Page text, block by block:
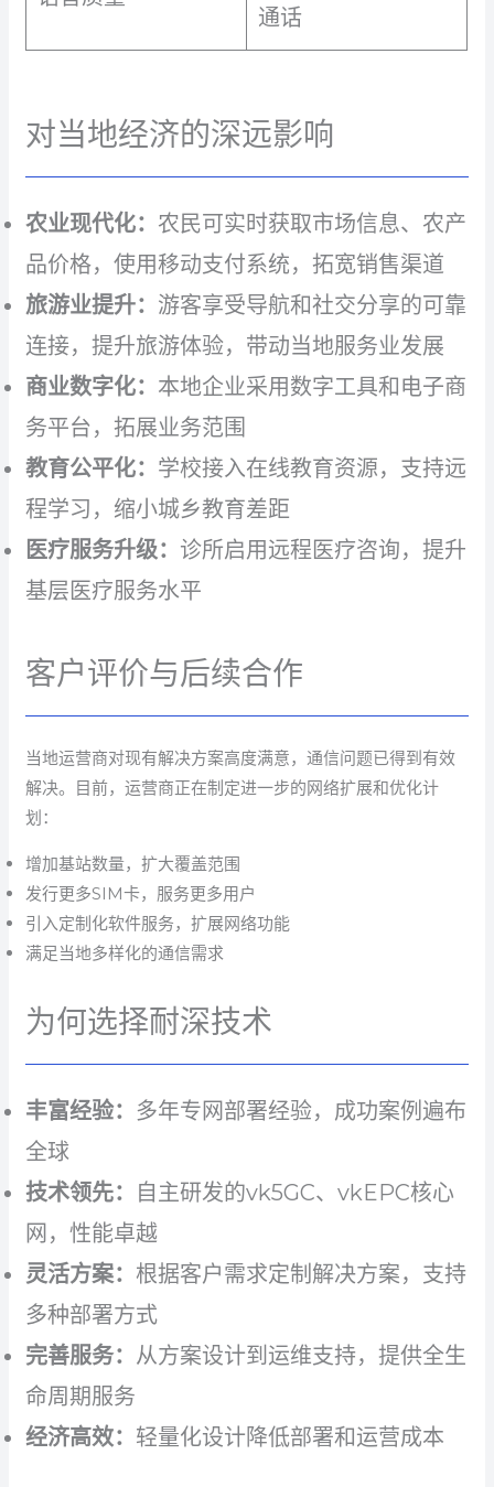
通话
对当地经济的深远影响
农业现代化： 农民可实时获取市场信息、农产
品价格，使用移动支付系统，拓宽销售渠道
旅游业提升： 游客享受导航和社交分享的可靠
连接，提升旅游体验，带动当地服务业发展
商业数字化： 本地企业采用数字工具和电子商
务平台，拓展业务范围
教育公平化： 学校接入在线教育资源，支持远
程学习，缩小城乡教育差距
医疗服务升级： 诊所启用远程医疗咨询，提升
基层医疗服务水平
客户评价与后续合作
当地运营商对现有解决方案高度满意，通信问题已得到有效
解决。目前，运营商正在制定进一步的网络扩展和优化计
划：
增加基站数量，扩大覆盖范围
发行更多SIM卡，服务更多用户
引入定制化软件服务，扩展网络功能
满足当地多样化的通信需求
为何选择耐深技术
丰富经验： 多年专网部署经验，成功案例遍布
全球
技术领先：
自主研发的vk5GC、vkEPC核心
网，性能卓越
灵活方案： 根据客户需求定制解决方案，支持
多种部署方式
完善服务： 从方案设计到运维支持，提供全生
命周期服务
经济高效： 轻量化设计降低部署和运营成本